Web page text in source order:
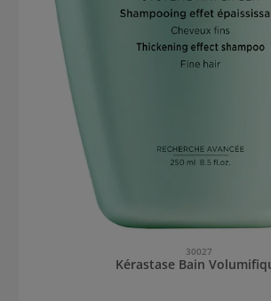
30027
Kérastase Bain